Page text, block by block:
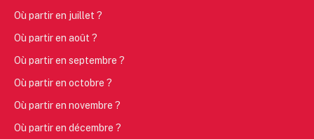
Où partir en juillet ?
Où partir en août ?
Où partir en septembre ?
Où partir en octobre ?
Où partir en novembre ?
Où partir en décembre ?